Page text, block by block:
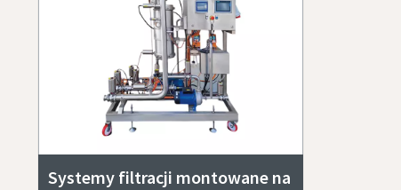
Systemy filtracji montowane na